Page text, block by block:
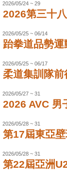
2026/05/24 ~ 29
2026第三十
2026/05/25 ~ 06/14
跆拳道品勢
2026/05/25 ~ 06/17
柔道集訓隊
2026/05/27 ~ 31
2026 AVC 男
2026/05/28 ~ 31
第17屆東亞
2026/05/28 ~ 31
第22屆亞洲